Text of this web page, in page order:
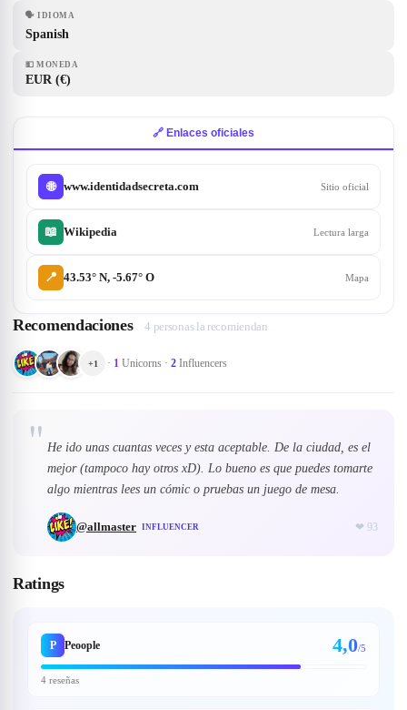
🗣 IDIOMA
Spanish
💵 MONEDA
EUR (€)
🔗 Enlaces oficiales
🌐 www.identidadsecreta.com Sitio oficial
📖 Wikipedia Lectura larga
📍 43.53° N, -5.67° O Mapa
Recomendaciones 4 personas la recomiendan
+1 · 1 Unicorns · 2 Influencers
" He ido unas cuantas veces y esta aceptable. De la ciudad, es el
mejor (tampoco hay otros xD). Lo bueno es que puedes tomarte
algo mientras lees un cómic o pruebas un juego de mesa.
@allmaster INFLUENCER ❤ 93
Ratings
P Peoople 4,0/5
4 reseñas